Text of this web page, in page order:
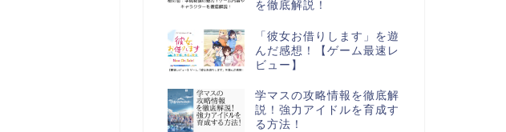
を徹底解説！
「彼女お借りします」を遊
んだ感想！【ゲーム最速レ
ビュー】
学マスの攻略情報を徹底解
説！強力アイドルを育成す
る方法！